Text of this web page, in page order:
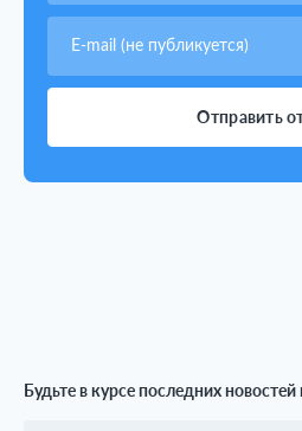
Отправить
Будьте в курсе последних